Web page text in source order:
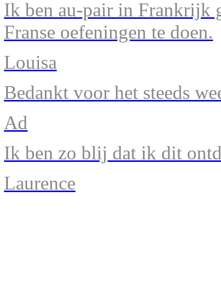
Ik ben au-pair in Frankrijk
Franse oefeningen te doen.
Louisa
Bedankt voor het steeds
Ad
Ik ben zo blij dat ik dit
Laurence